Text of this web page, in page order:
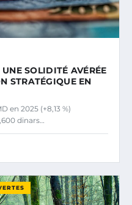
SOLIDITÉ AVÉRÉE
STRATÉGIQUE EN
en 2025 (+8,13 %)
dinars…